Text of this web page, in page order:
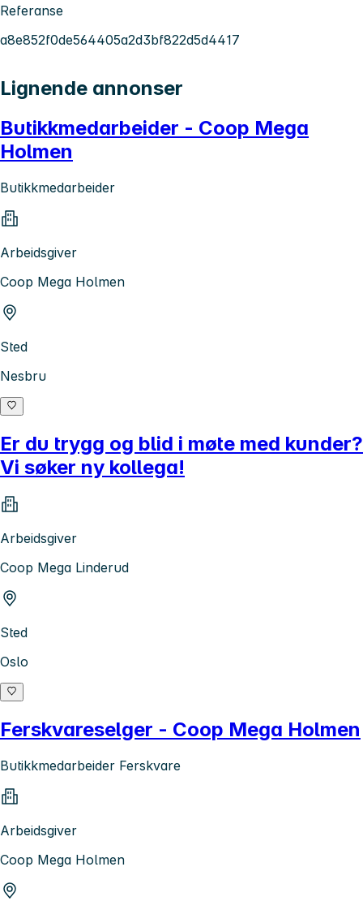
Referanse
a8e852f0de564405a2d3bf822d5d4417
Lignende annonser
Butikkmedarbeider - Coop Mega
Holmen
Butikkmedarbeider
Arbeidsgiver
Coop Mega Holmen
Sted
Nesbru
Er du trygg og blid i møte med kunder?
Vi søker ny kollega!
Arbeidsgiver
Coop Mega Linderud
Sted
Oslo
Ferskvareselger - Coop Mega Holmen
Butikkmedarbeider Ferskvare
Arbeidsgiver
Coop Mega Holmen